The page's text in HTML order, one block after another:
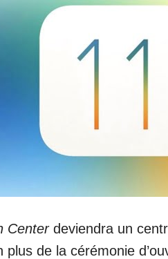
Centerdeviendra un
de la cérémonie